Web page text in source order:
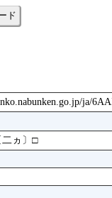
ド
ja/
ヵ〕□